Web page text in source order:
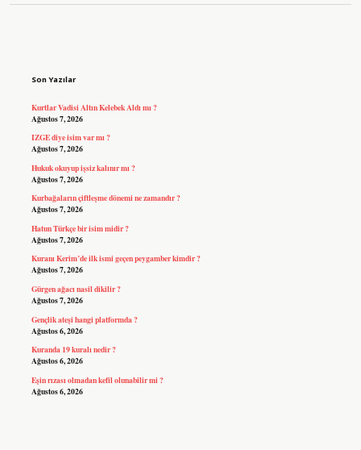
Son Yazılar
Kurtlar Vadisi Altın Kelebek Aldı mı ?
Ağustos 7, 2026
IZGE diye isim var mı ?
Ağustos 7, 2026
Hukuk okuyup işsiz kalınır mı ?
Ağustos 7, 2026
Kurbağaların çiftleşme dönemi ne zamandır ?
Ağustos 7, 2026
Hatun Türkçe bir isim midir ?
Ağustos 7, 2026
Kuranı Kerim’de ilk ismi geçen peygamber kimdir ?
Ağustos 7, 2026
Gürgen ağacı nasil dikilir ?
Ağustos 7, 2026
Gençlik ateşi hangi platformda ?
Ağustos 6, 2026
Kuranda 19 kuralı nedir ?
Ağustos 6, 2026
Eşin rızası olmadan kefil olunabilir mi ?
Ağustos 6, 2026